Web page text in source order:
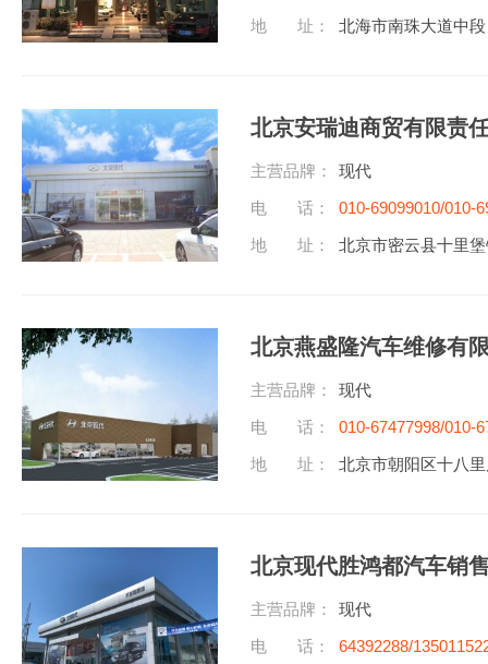
地 址：
北海市南珠大道中
北京安瑞迪商贸有限责
主营品牌：
现代
电 话：
010-69099010/010-
地 址：
北京市密云县十里
北京燕盛隆汽车维修有
主营品牌：
现代
电 话：
010-67477998/010-
地 址：
北京市朝阳区十八
北京现代胜鸿都汽车销
主营品牌：
现代
电 话：
64392288/